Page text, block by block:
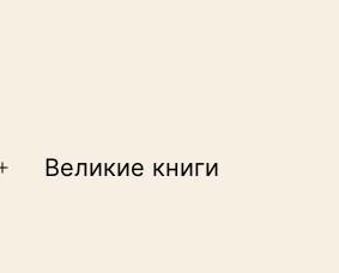
ОткрытьВеликие книги